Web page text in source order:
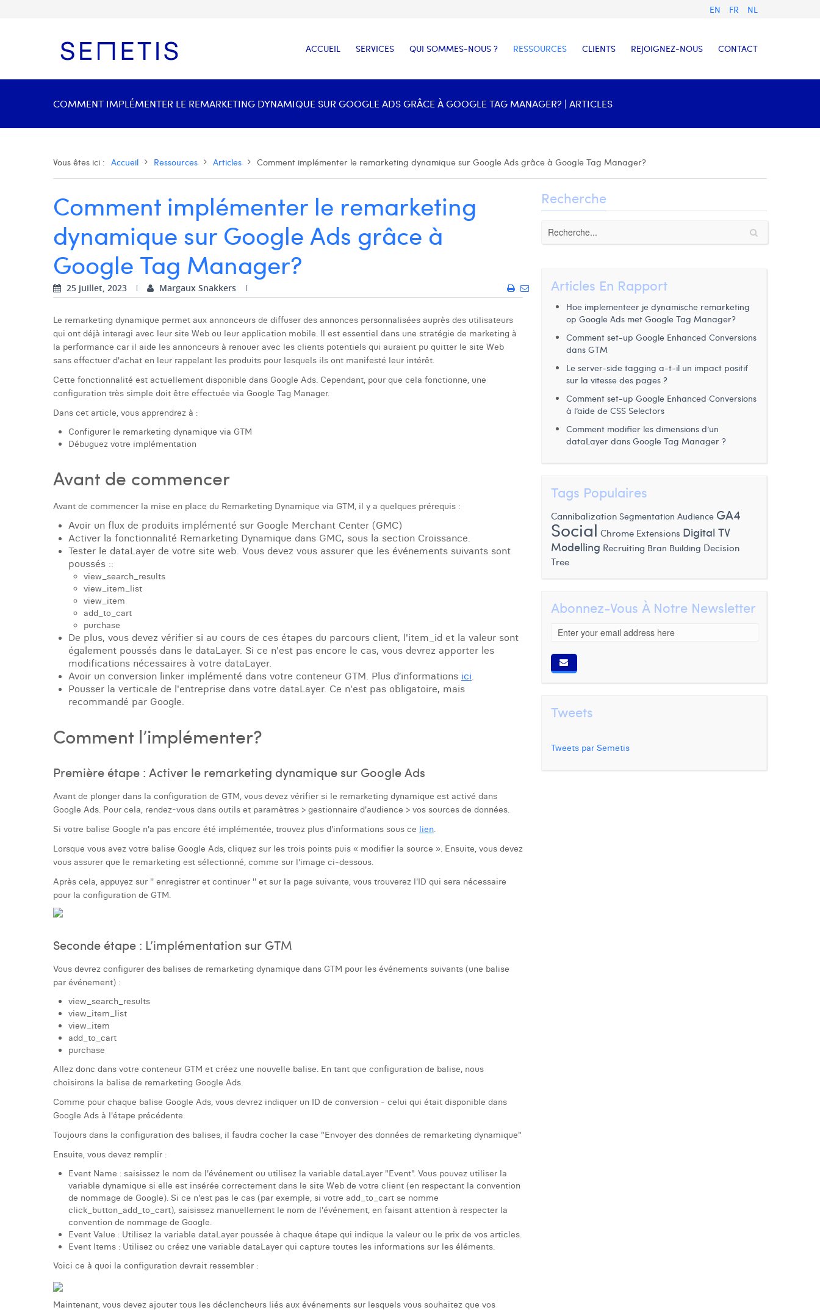
EN FR NL
ACCUEIL SERVICES QUI SOMMES-NOUS ? RESSOURCES CLIENTS REJOIGNEZ-NOUS CONTACT
COMMENT IMPLÉMENTER LE REMARKETING DYNAMIQUE SUR GOOGLE ADS GRÂCE À GOOGLE TAG MANAGER? | ARTICLES
Vous êtes ici : Accueil Ressources Articles Comment implémenter le remarketing dynamique sur Google Ads grâce à Google Tag Manager?
Comment implémenter le remarketing
dynamique sur Google Ads grâce à
Google Tag Manager?
25 juillet, 2023 Margaux Snakkers
Le remarketing dynamique permet aux annonceurs de diffuser des annonces personnalisées auprès des utilisateurs
qui ont déjà interagi avec leur site Web ou leur application mobile. Il est essentiel dans une stratégie de marketing à
la performance car il aide les annonceurs à renouer avec les clients potentiels qui auraient pu quitter le site Web
sans effectuer d'achat en leur rappelant les produits pour lesquels ils ont manifesté leur intérêt.
Cette fonctionnalité est actuellement disponible dans Google Ads. Cependant, pour que cela fonctionne, une
configuration très simple doit être effectuée via Google Tag Manager.
Dans cet article, vous apprendrez à :
Configurer le remarketing dynamique via GTM
Débuguez votre implémentation
Avant de commencer
Avant de commencer la mise en place du Remarketing Dynamique via GTM, il y a quelques prérequis :
Avoir un flux de produits implémenté sur Google Merchant Center (GMC)
Activer la fonctionnalité Remarketing Dynamique dans GMC, sous la section Croissance.
Tester le dataLayer de votre site web. Vous devez vous assurer que les événements suivants sont
poussés ::
view_search_results
view_item_list
view_item
add_to_cart
purchase
De plus, vous devez vérifier si au cours de ces étapes du parcours client, l'item_id et la valeur sont
également poussés dans le dataLayer. Si ce n'est pas encore le cas, vous devrez apporter les
modifications nécessaires à votre dataLayer.
Avoir un conversion linker implémenté dans votre conteneur GTM. Plus d’informations ici.
Pousser la verticale de l'entreprise dans votre dataLayer. Ce n'est pas obligatoire, mais
recommandé par Google.
Comment l’implémenter?
Première étape : Activer le remarketing dynamique sur Google Ads
Avant de plonger dans la configuration de GTM, vous devez vérifier si le remarketing dynamique est activé dans
Google Ads. Pour cela, rendez-vous dans outils et paramètres > gestionnaire d'audience > vos sources de données.
Si votre balise Google n'a pas encore été implémentée, trouvez plus d'informations sous ce lien.
Lorsque vous avez votre balise Google Ads, cliquez sur les trois points puis « modifier la source ». Ensuite, vous devez
vous assurer que le remarketing est sélectionné, comme sur l'image ci-dessous.
Après cela, appuyez sur '' enregistrer et continuer '' et sur la page suivante, vous trouverez l'ID qui sera nécessaire
pour la configuration de GTM.
Seconde étape : L’implémentation sur GTM
Vous devrez configurer des balises de remarketing dynamique dans GTM pour les événements suivants (une balise
par événement) :
view_search_results
view_item_list
view_item
add_to_cart
purchase
Allez donc dans votre conteneur GTM et créez une nouvelle balise. En tant que configuration de balise, nous
choisirons la balise de remarketing Google Ads.
Comme pour chaque balise Google Ads, vous devrez indiquer un ID de conversion - celui qui était disponible dans
Google Ads à l'étape précédente.
Toujours dans la configuration des balises, il faudra cocher la case "Envoyer des données de remarketing dynamique"
Ensuite, vous devez remplir :
Event Name : saisissez le nom de l'événement ou utilisez la variable dataLayer "Event". Vous pouvez utiliser la
variable dynamique si elle est insérée correctement dans le site Web de votre client (en respectant la convention
de nommage de Google). Si ce n'est pas le cas (par exemple, si votre add_to_cart se nomme
click_button_add_to_cart), saisissez manuellement le nom de l'événement, en faisant attention à respecter la
convention de nommage de Google.
Event Value : Utilisez la variable dataLayer poussée à chaque étape qui indique la valeur ou le prix de vos articles.
Event Items : Utilisez ou créez une variable dataLayer qui capture toutes les informations sur les éléments.
Voici ce à quoi la configuration devrait ressembler :
Maintenant, vous devez ajouter tous les déclencheurs liés aux événements sur lesquels vous souhaitez que vos
Recherche
Articles En Rapport
Hoe implementeer je dynamische remarketing
op Google Ads met Google Tag Manager?
Comment set-up Google Enhanced Conversions
dans GTM
Le server-side tagging a-t-il un impact positif
sur la vitesse des pages ?
Comment set-up Google Enhanced Conversions
à l’aide de CSS Selectors
Comment modifier les dimensions d’un
dataLayer dans Google Tag Manager ?
Tags Populaires
Cannibalization Segmentation Audience GA4
Social Chrome Extensions Digital TV
Modelling Recruiting Bran Building Decision
Tree
Abonnez-Vous À Notre Newsletter
Tweets
Tweets par Semetis